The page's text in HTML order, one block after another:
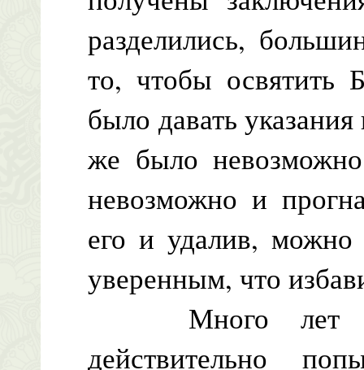
разделились,
то, чтобы освятить
было давать
же было
невозможно и
его и удалив,
уверенным, что
Много лет
действительно